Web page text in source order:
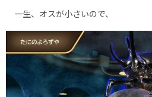
一生、オスが小さいので、